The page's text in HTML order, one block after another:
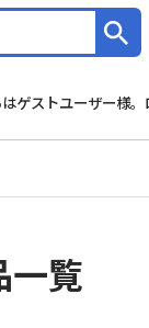
ゲストユーザー様
覧